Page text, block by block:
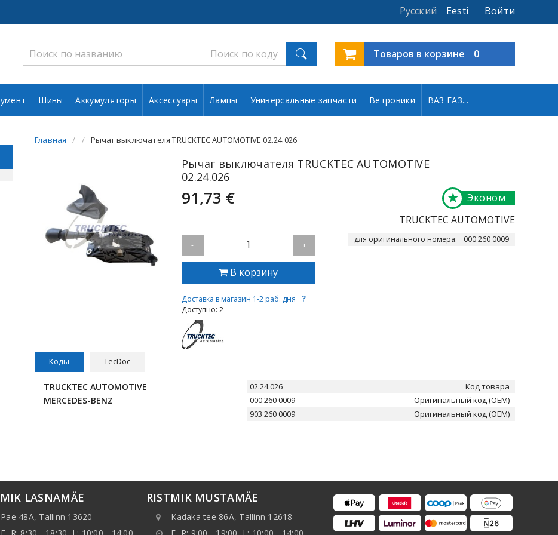
Войти
Eesti
Русский
Товаров в корзине 0
Шины Аккумуляторы Аксессуары Лампы Универсальные запчасти Ветровики ВАЗ ГАЗ...
Главная Рычаг выключателя TRUCKTEC AUTOMOTIVE 02.24.026
Рычаг выключателя TRUCKTEC AUTOMOTIVE
02.24.026
91,73 € Эконом
★
TRUCKTEC AUTOMOTIVE
- 1 +
В корзину
Доставка в магазин 1-2 раб. дня ?
Доступно: 2
для оригинального номера: 000 260 0009
Коды TecDoc
TRUCKTEC AUTOMOTIVE 02.24.026 Код товара
MERCEDES-BENZ 000 260 0009
Оригинальный код (OEM)
903 260 0009
Оригинальный код (OEM)
LASNAMÄE
Pae 48A, Tallinn 13620
RISTMIK MUSTAMÄE
Kadaka tee 86A, Tallinn 12618